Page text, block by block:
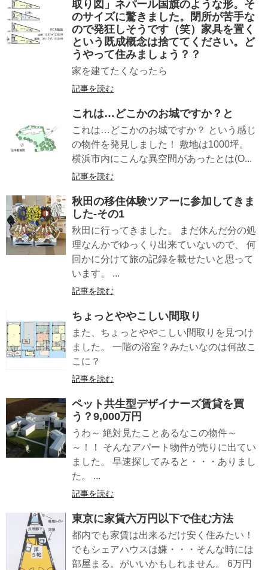
取り図」ネパール国旗のような形。そ
のサイズに驚きました。閉所が苦手な
ので発狂しそうです（笑）家具を置く
という既成概念は捨ててください。ど
うやって住みましょう？？
家を建てたくなったら
記事を読む
これは…どこかのお城ですか？と
これは…どこかのお城ですか？ という感じ
の物件を発見しました！ 敷地は1000坪。
横浜市内にこんな異空間があったとは(O...
記事を読む
秋田の移住体験ツアーに参加してきま
した-その1
秋田に行ってきました。 まだ休んだ分の処
理なんかでゆっくり出来ていないので、 何
回かに分けて旅の記録を載せたいと思って
います。 ...
記事を読む
ちょっとややこしい間取り
また、ちょっとややこしい間取りを見つけ
ました。 一階の浴室？みたいなのは何故こ
こに？
記事を読む
ペット共生型デザイナーズ賃貸を買
う？9,000万円
うわ～ 絶対見たことあるなこの物件～
～！！ そんなアパート物件が売りに出てい
ました。 早速探してみると・・・ありまし
た。 ...
記事を読む
東京に家賃六万円以下で住む方法
都内でも家賃は出来るだけ安く住みたい！
でもシェアハウスは嫌・・・そんな時には
部屋まる。がいいかもしれません。 6万円